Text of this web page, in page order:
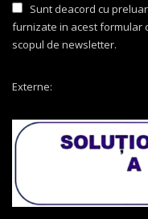
Sunt deacord cu
furnizate in acest formular
scopul de newsletter.
Externe: